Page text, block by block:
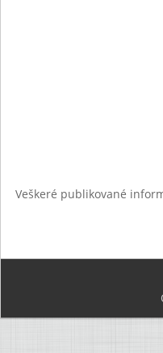
Veškeré publikované